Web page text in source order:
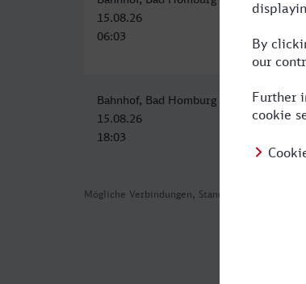
Mögliche Verbindungen, Stand: 2026-08-01 00:56
15.08.26
06:03
Bahnhof, Bad Homburg v.d. Höhe
15.08.26
18:03